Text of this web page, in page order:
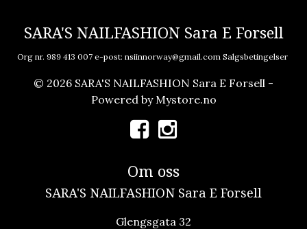
SARA'S NAILFASHION Sara E Forsell
Org nr. 989 413 007 e-post: nsiinnorway@gmail.com Salgsbetingelser
© 2026 SARA'S NAILFASHION Sara E Forsell -
Powered by Mystore.no
Om oss
SARA'S NAILFASHION Sara E Forsell
Glengsgata 32